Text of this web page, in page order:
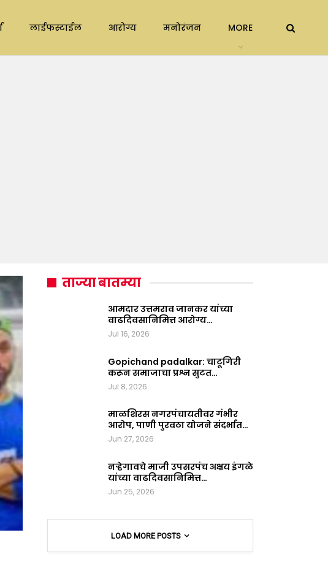
लाईफस्टाईल आरोग्य मनोरंजन MORE
ताज्या बातम्या
आमदार उत्तमराव जानकर यांच्या
वाढदिवसानिमित्त आरोग्य…
Jul 16, 2026
Gopichand padalkar: चाटूगिरी
करून समाजाचा प्रश्न सुटत…
Jul 8, 2026
माळशिरस नगरपंचायतीवर गंभीर
आरोप, पाणी पुरवठा योजने संदर्भात…
Jun 27, 2026
नऱ्हेगावचे माजी उपसरपंच अक्षय इंगळे
यांच्या वाढदिवसानिमित्त…
Jun 25, 2026
LOAD MORE POSTS